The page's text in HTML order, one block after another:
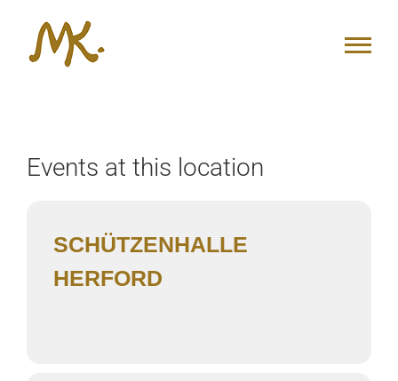
springen
Events at this location
SCHÜTZENHALLE
HERFORD